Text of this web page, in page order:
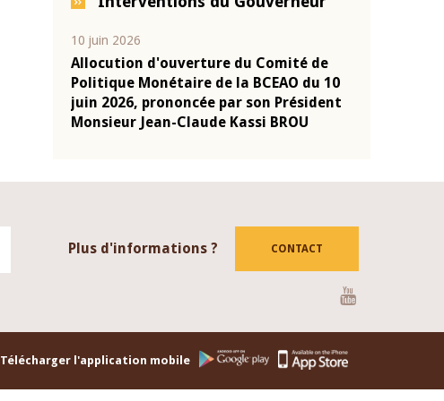
04 mars 2026
Allocution d'ouverture du Comité de
Politique Monétaire de la BCEAO du 4
mars 2026, prononcée par son Président
Monsieur Jean-Claude Kassi BROU
Plus d'informations ? CONTACT
Télécharger l'application mobile